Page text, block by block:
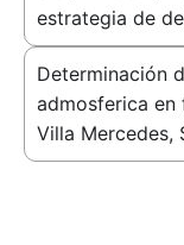
estrategia de
Determinación
admosferica en
Villa Mercedes,